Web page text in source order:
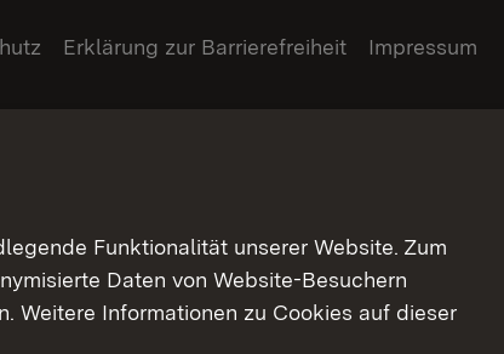
Erklärung zur Barrierefreiheit Impressum
Funktionalität unserer Website. Zum
Daten von Website-Besuchern
Weitere Informationen zu Cookies auf dieser